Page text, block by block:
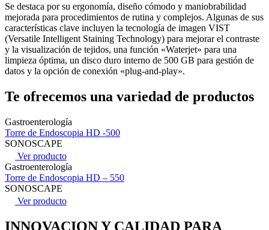
Se destaca por su ergonomía, diseño cómodo y maniobrabilidad
mejorada para procedimientos de rutina y complejos. Algunas de sus
características clave incluyen la tecnología de imagen VIST
(Versatile Intelligent Staining Technology) para mejorar el contraste
y la visualización de tejidos, una función «Waterjet» para una
limpieza óptima, un disco duro interno de 500 GB para gestión de
datos y la opción de conexión «plug-and-play».
Te ofrecemos una variedad de productos
Gastroenterología
Torre de Endoscopia HD -500
SONOSCAPE
Ver producto
Gastroenterología
Torre de Endoscopia HD – 550
SONOSCAPE
Ver producto
INNOVACION Y CALIDAD PARA